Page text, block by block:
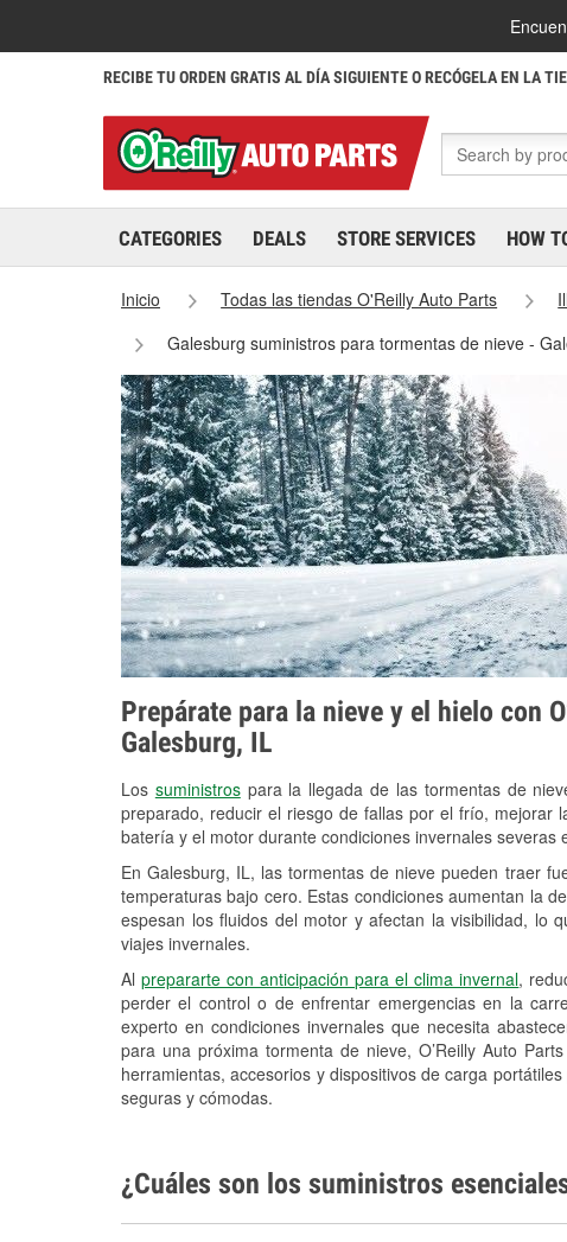
RECIBE TU ORDEN GRATIS AL DÍA SIGUIENTE O RECÓGELA EN LA
CATEGORIES DEALS STORE SERVICES HOW
Inicio Todas las tiendas O'Reilly Auto Parts
Galesburg suministros para tormentas de nieve -
Prepárate para la nieve y el hielo con
Galesburg, IL
Los suministrospara la llegada de las tormentas de
preparado, reducir el riesgo de fallas por el frío, mejorar
batería y el motor durante condiciones invernales severas
En Galesburg, IL, las tormentas de nieve pueden traer
temperaturas bajo cero. Estas condiciones aumentan la
espesan los fluidos del motor y afectan la visibilidad, lo
viajes invernales.
Alprepararte con anticipación para el clima invernal,
perder el control o de enfrentar emergencias en la
experto en condiciones invernales que necesita
para una próxima tormenta de nieve, O’Reilly Auto
herramientas, accesorios y dispositivos de carga
seguras y cómodas.
¿Cuáles son los suministros